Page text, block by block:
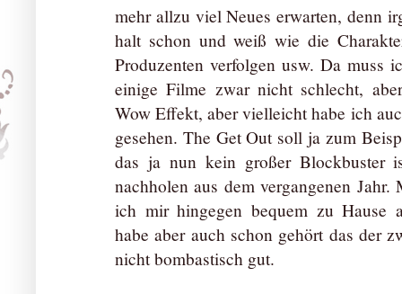
mehr allzu viel Neues erwarten, denn
halt schon und weiß wie die
Produzenten verfolgen usw. Da muss
einige Filme zwar nicht schlecht,
Wow Effekt, aber vielleicht habe ich
gesehen. The Get Out soll ja zum
das ja nun kein großer Blockbuster
nachholen aus dem vergangenen
ich mir hingegen bequem zu Hause
habe aber auch schon gehört das der
nicht bombastisch gut.